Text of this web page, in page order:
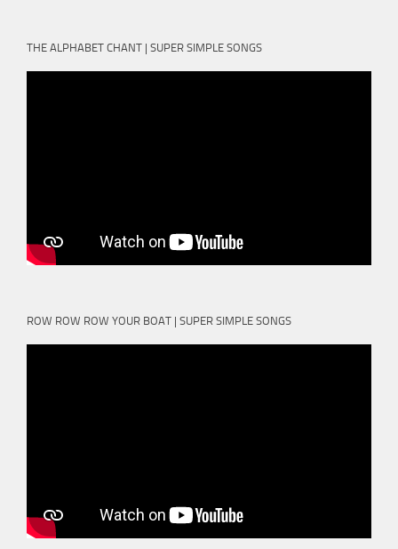
THE ALPHABET CHANT | SUPER SIMPLE SONGS
ROW ROW ROW YOUR BOAT | SUPER SIMPLE SONGS